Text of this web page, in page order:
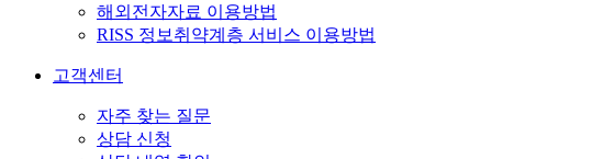
해외전자자료 이용방법
RISS 정보취약계층 서비스 이용방법
고객센터
자주 찾는 질문
상담 신청